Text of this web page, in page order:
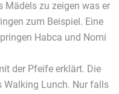
Mädels zu zeigen was er
zum Beispiel. Eine
Habca und Nomi
der Pfeife erklärt. Die
Walking Lunch. Nur falls